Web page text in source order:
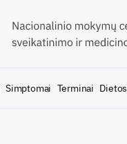
Simptomai Terminai Dietos